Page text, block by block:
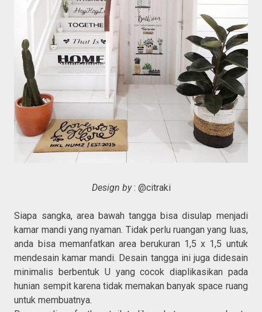
Design by: @citraki
Siapa sangka, area bawah tangga bisa disulap menjadi
kamar mandi yang nyaman. Tidak perlu ruangan yang luas,
anda bisa memanfatkan area berukuran 1,5 x 1,5 untuk
mendesain kamar mandi. Desain tangga ini juga didesain
minimalis berbentuk U yang cocok diaplikasikan pada
hunian sempit karena tidak memakan banyak space ruang
untuk membuatnya.